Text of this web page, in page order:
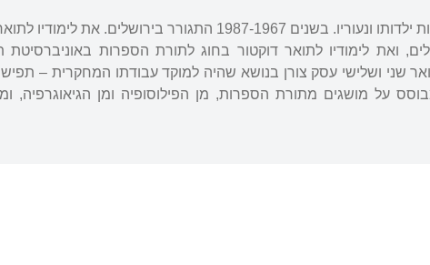
נולד בחיפה, שם עברו עליו שנות ילדותו ונעוריו. בשנים 1987-
ואת לימודיו לתואר דוקטור בחוג לתורת הספרות
שני ושלישי עסק צורן בנושא שהיה למוקד עבודתו המחקרית –
על מושגים מתורת הספרות, מן הפילוסופיה ומן הגיאוגרפיה,